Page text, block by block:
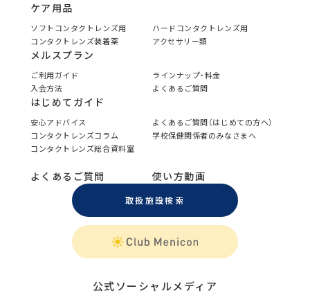
ケア用品
ソフトコンタクトレンズ用
ハードコンタクトレンズ用
コンタクトレンズ装着薬
アクセサリー類
メルスプラン
ご利用ガイド
ラインナップ・料金
入会方法
よくあるご質問
はじめてガイド
安心アドバイス
よくあるご質問（はじめての方へ）
コンタクトレンズコラム
学校保健関係者のみなさまへ
コンタクトレンズ総合資料室
よくあるご質問 使い方動画
取扱施設検索
公式ソーシャルメディア